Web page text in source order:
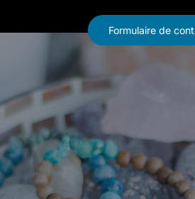
Formulaire de